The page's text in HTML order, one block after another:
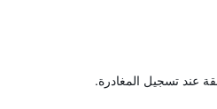
عند تسجيل المغادرة.